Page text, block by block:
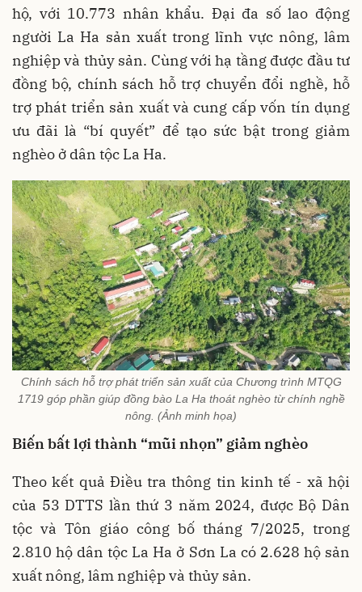
hộ, với 10.773 nhân khẩu. Đại đa số lao động
người La Ha sản xuất trong lĩnh vực nông, lâm
nghiệp và thủy sản. Cùng với hạ tầng được đầu tư
đồng bộ, chính sách hỗ trợ chuyển đổi nghề, hỗ
trợ phát triển sản xuất và cung cấp vốn tín dụng
ưu đãi là “bí quyết” để tạo sức bật trong giảm
nghèo ở dân tộc La Ha.
Chính sách hỗ trợ phát triển sản xuất của Chương trình MTQG
1719 góp phần giúp đồng bào La Ha thoát nghèo từ chính nghề
nông. (Ảnh minh họa)
Biến bất lợi thành “mũi nhọn” giảm nghèo
Theo kết quả Điều tra thông tin kinh tế - xã hội
của 53 DTTS lần thứ 3 năm 2024, được Bộ Dân
tộc và Tôn giáo công bố tháng 7/2025, trong
2.810 hộ dân tộc La Ha ở Sơn La có 2.628 hộ sản
xuất nông, lâm nghiệp và thủy sản.